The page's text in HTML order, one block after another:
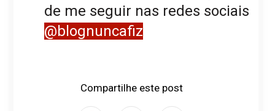
de me seguir nas redes sociais
@blognuncafiz
Compartilhe este post